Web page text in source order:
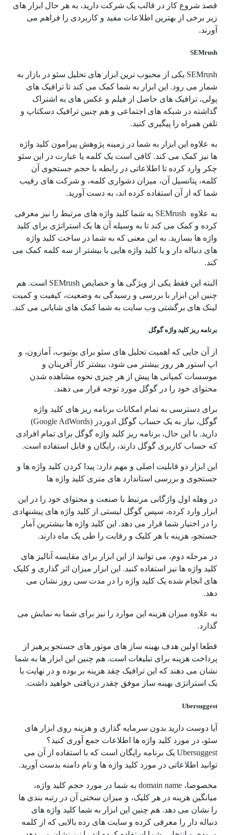
قصد شروع کار در قالب یک شرکت دارید، به هر حال ابزار های
زیر برخی از بهترین اطلاعات مفید و کاربردی را فراهم می
آورند.
SEMrush
SEMrush یکی از محبوب ترین ابزار های تحلیل سئو در بازار به
شمار می رود. این ابزار به شما کمک می کند تا ترافیک های
پولی، ترافیک های حاصل از فیلم و عکس های به اشتراک
گذاشته در شبکه های اجتماعی و هم چنین ترافیک دسکتاپ و
تلفن همراه را پیگیری کنید.
به علاوه این ابزار به شما در زمینه پژوهش پیرامون کلید واژه
ها نیز کمک می کند. کافی است یک کلمه یا عبارت در این سئو
چکر وارد کرده تا اطلاعاتی در رابطه با حجم جستجوی آن
کلمه، پتانسیل آن، میزان دشواری کلمه، و شرکت های رقیب
شما که از آن استفاده کرده اند، به دست آورید.
به علاوه SEMrush به شما کلید واژه های مرتبط را نیز معرفی
کرده و کمک می کند تا به وسیله آن ها یک استراتژی برای کلید
واژه ها بسازید. به این معنی که به شما در ساخت کلید واژه
های دنباله دار و یا کلید واژه هایی با بیشتر از سه کلمه کمک می
کند.
البته این فقط یکی از ویژگی ها و خصایص SEMrush است. هم
چنین این ابزار با بررسی و رسیدگی به وضعیت، کیفیت و کمیت
لینک های برگشتی وب سایت به شما کمک های شایانی می کند.
برنامه ریز کلید واژه گوگل
از آن جایی که اهمیت تحلیل های سئو برای یوتیوب، آمازون، و
اپ استور هر روز بیشتر می شود، بیشتر کار آفرینان و
موسسات کمپانی ها پیش از هر چیزی نحوه مشاهده شدن
محتوای خود را در گوگل مورد توجه قرار می دهند.
برای دسترسی به تمام امکانات برنامه ریز های کلید واژه
گوگل، نیاز به یک حساب گوگل ادوردز (Google AdWords)
دارید. با این حال، برنامه ریز کلید واژه گوگل برای تمام افرادی
که حساب کاربری گوگل دارند، رایگان و قابل استفاده است.
این ابزار دو قابلیت اصلی و مهم دارد: پیدا کردن کلید واژه ها و
جستجوی و بررسی استاندارد های متری کلید واژه ها
در وهله اول واژگانی مرتبط با صنعت و محتوای خود را در این
ابزار وارد کرده، سپس گوگل لیستی از کلید واژه های پیشنهادی
را در اختیار شما قرار می دهد. این کلید واژه ها بیشترین آمار
جستجو، هزینه با هر کلیک و رقابت را طی یک ماه دارند.
در مرحله دوم، می توانید از این ابزار برای مقایسه آنالیز های
کلید واژه ها نیز استفاده کنید. این ابزار میزان اثر گذاری و کلیک
های انجام شده یک کلید واژه را در مدت سی روز نشان می
دهد.
به علاوه میزان هزینه این موارد را نیز برای شما به نمایش می
گذارد.
قطعا اولین هدف بهینه ساز های موتور های جستجو پرهیز از
پرداخت هزینه برای تبلیغات است. هم چنین این ابزار ها به شما
نشان می دهند که این ترافیک چقد هزینه بر بوده و در نهایت با
یک استراتژی بهینه ساز موفق چقدر دریافتی خواهید داشت.
Ubersuggest
آیا دوست دارید بدون سرمایه گذاری و هزینه روی ابزار های
سئو، در مورد کلید واژه ها اطلاعات جمع آوری کنید؟
Ubersuggest یک برنامه رایگان است که با استفاده از آن می
توانید اطلاعاتی در مورد کلید واژه ها و نام دامنه بدست آورید.
مخصوصا، domain name به شما در مورد حجم کلید واژه،
میانگین هزینه در هر کلیک، و میزان سختی آن در رتبه بندی ها
را نشان می دهد. هم چنین این ابزار به شما کلید واژه های
دنباله دار را معرفی کرده و سایت های رده بالایی که از کلمه